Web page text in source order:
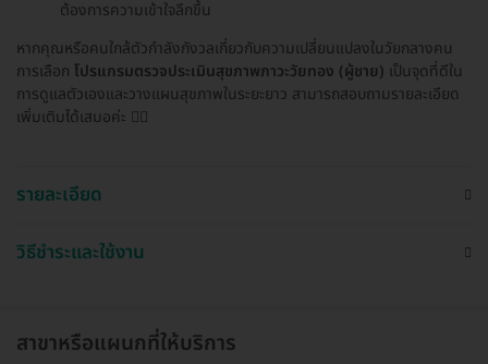
ต้องการความเข้าใจลึกขึ้น
หากคุณหรือคนใกล้ตัวกำลังกังวลเกี่ยวกับความเปลี่ยนแปลงในวัยกลางคน
การเลือก โปรแกรมตรวจประเมินสุขภาพภาวะวัยทอง (ผู้ชาย) เป็นจุดที่ดีใน
การดูแลตัวเองและวางแผนสุขภาพในระยะยาว สามารถสอบถามรายละเอียด
เพิ่มเติมได้เสมอค่ะ 👨‍⚕️
รายละเอียด
วิธีชำระและใช้งาน
สาขาหรือแผนกที่ให้บริการ